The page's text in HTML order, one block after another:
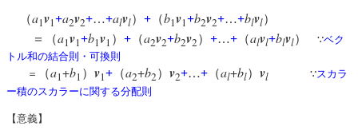
（a1v1+a2v2+…+alvl） + （b1v1+b2v2+…+blvl）
＝（a1v1+b1v1 ） + （a2v2+b2v2） +…+ （alvl+blvl） ∵ベク
トル和の結合則・可換則
＝
（a1+b1 ） v1+ （a2+b2） v2+…+ （al+bl） vl ∵スカラ
ー積のスカラーに関する分配則
【意義】